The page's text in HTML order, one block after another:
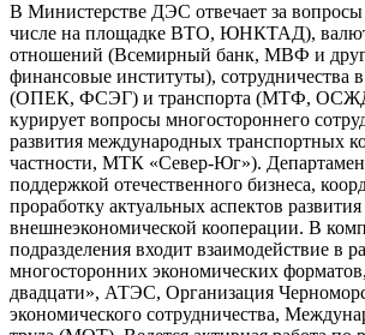
В Министерстве ДЭС отвечает за
числе на площадке ВТО, ЮНКТАД),
отношений (Всемирный банк, МВФ и
финансовые институты), сотрудничества
(ОПЕК, ФСЭГ) и транспорта (МТФ,
курирует вопросы многостороннего
развития международных транспортных
частности, МТК «Север-Юг»).
поддержкой отечественного бизнеса,
проработку актуальных аспектов
внешнеэкономической кооперации. В
подразделения входит взаимодействие в
многосторонних экономических
двадцати», АТЭС, Организация
экономического сотрудничества,